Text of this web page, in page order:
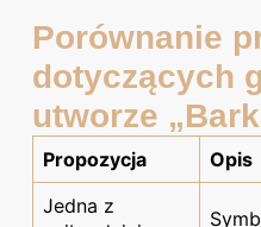
Porównanie
dotyczących
utworze
Propozycja
Opis
Jedna z